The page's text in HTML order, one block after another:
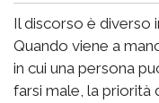
Il discorso è diverso
Quando viene a
in cui una persona
farsi male, la priorità